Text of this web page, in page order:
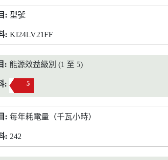
型號
KI24LV21FF
能源效益級別 (1 至 5)
5
每年耗電量（千瓦小時）
242